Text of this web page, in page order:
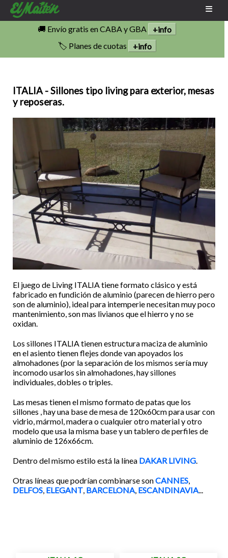
🚚 Envío gratis en CABA y GBA
+info
🏷️ Planes de cuotas
+info
ITALIA - Sillones tipo living para exterior, mesas
y reposeras.
El juego de Living ITALIA tiene formato clásico y está
fabricado en fundición de aluminio (parecen de hierro pero
son de aluminio), ideal para intemperie necesitan muy poco
mantenimiento, son mas livianos que el hierro y no se
oxidan.
Los sillones ITALIA tienen estructura maciza de aluminio
en el asiento tienen flejes donde van apoyados los
almohadones (por la separación de los mismos sería muy
incomodo usarlos sin almohadones, hay sillones
individuales, dobles o triples.
Las mesas tienen el mismo formato de patas que los
sillones , hay una base de mesa de 120x60cm para usar con
vidrio, mármol, madera o cualquier otro material y otro
modelo que usa la misma base y un tablero de perfiles de
aluminio de 126x66cm.
Dentro del mismo estilo está la línea DAKAR LIVING.
Otras líneas que podrían combinarse sonCANNES,
DELFOS, ELEGANT, BARCELONA, ESCANDINAVIA...